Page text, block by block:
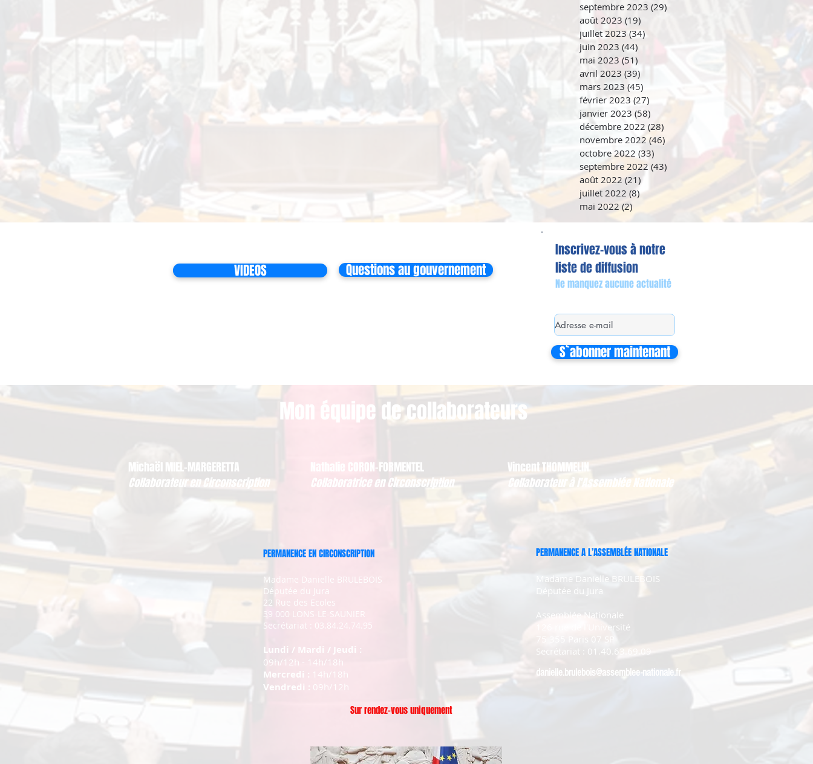
septembre 2023 (29)
août 2023 (19)
juillet 2023 (34)34 posts
juin 2023 (44)
mai 2023 (51)
avril 2023 (39)
mars 2023 (45)
février 2023 (27) 27 posts
janvier 2023 (58)
décembre 2022 (28)
novembre 2022 (46)
octobre 2022 (33)
septembre 2022 (43)
août 2022 (21)
juillet 2022 (8)8 posts
mai 2022 (2)
VIDEOS Questions au gouvernement
Inscrivez-vous à notre
liste de diffusion
Ne manquez aucune actualité
S`abonner maintenant
Mon équipe de collaborateurs
Michaël MIEL-MARGERETTA
Collaborateur en Circonscription
Vincent THOMMELIN
Collaborateur à l'Assemblée Nationale
Nathalie CORON-FORMENTEL
Collaboratrice en Circonscription
PERMANENCE EN CIRCONSCRIPTION
Madame Danielle BRULEBOIS
Députée du Jura
22 Rue des Ecoles
39 000 LONS-LE-SAUNIER
Secrétariat : 03.84.24.74.95
Lundi / Mardi / Jeudi :
09h/12h - 14h/18h
Mercredi : 14h/18h
Vendredi : 09h/12h
PERMANENCE A L’ASSEMBLÉE NATIONALE
Madame Danielle BRULEBOIS
Députée du Jura
Assemblée Nationale
126 rue de l'Université
Secrétariat : 01.40.63.69.09
danielle.brulebois@assemblee-nationale.fr
Sur rendez-vous uniquement